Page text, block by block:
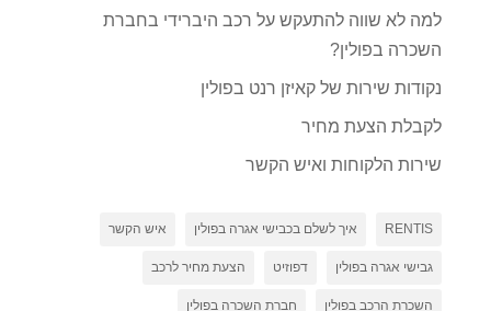
למה לא שווה להתעקש על רכב היברידי בחברת
השכרה בפולין?
נקודות שירות של קאיזן רנט בפולין
לקבלת הצעת מחיר
שירות הלקוחות ואיש הקשר
RENTIS איך לשלם בכבישי אגרה בפולין איש הקשר
גבישי אגרה בפולין דפוזיט הצעת מחיר לרכב
השכרת הרכב בפולין חברת השכרה בפולין